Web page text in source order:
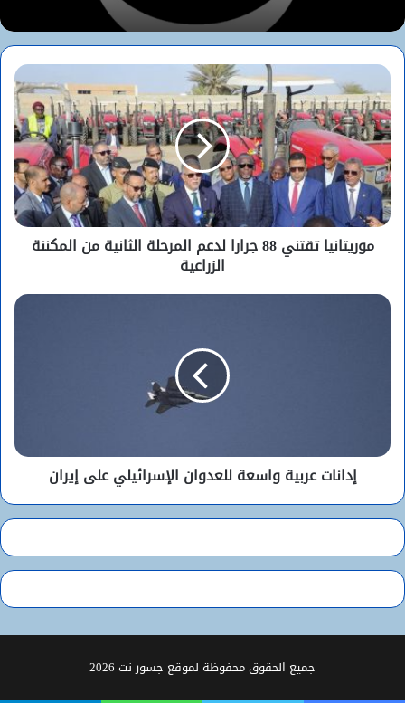
موريتانيا تقتني 88 جرارا لدعم المرحلة الثانية من المكننة
الزراعية
إدانات عربية واسعة للعدوان الإسرائيلي على إيران
جميع الحقوق محفوظة لموقع جسور نت 2026